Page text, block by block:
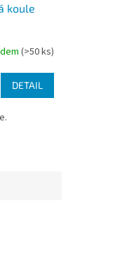
koule
(>50 ks)
DETAIL